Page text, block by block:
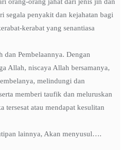
segala penyakit dan kejahatan bagi
kerabat yang senantiasa
dan Pembelaannya. Dengan
Allah, niscaya Allah bersamanya,
melindungi dan
memberi taufik dan meluruskan
tersesat atau mendapat kesulitan
lainnya, Akan menyusul….